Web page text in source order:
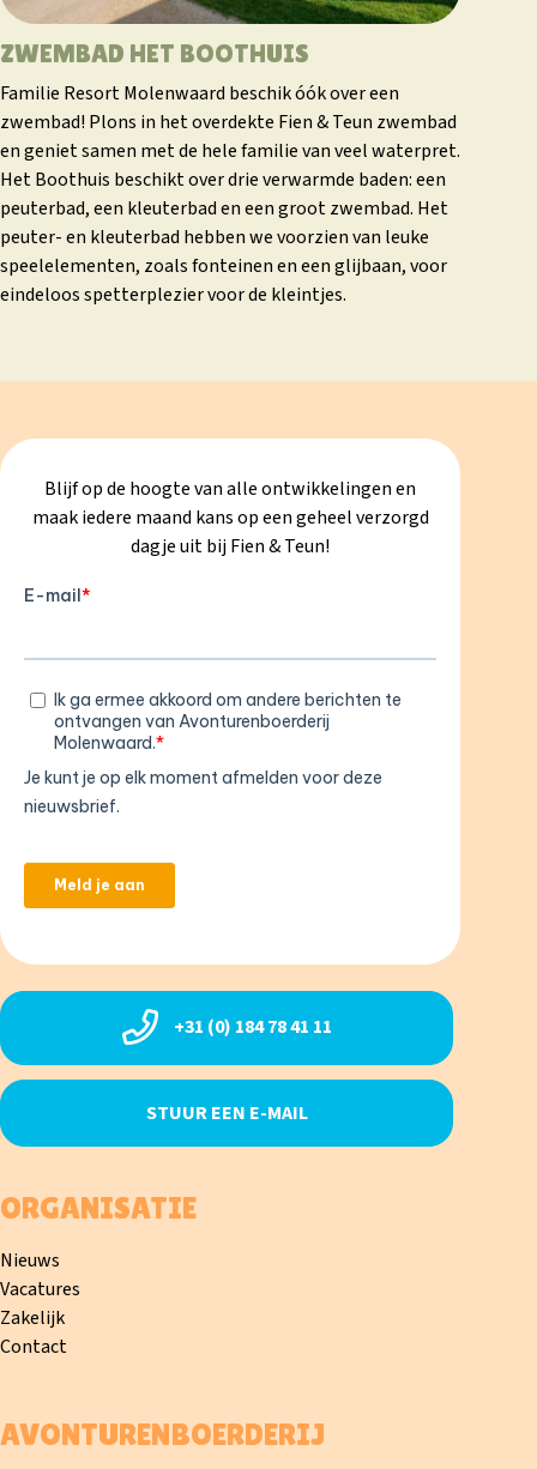
ZWEMBAD HET BOOTHUIS
Familie Resort Molenwaard beschik óók over een
zwembad! Plons in het overdekte Fien & Teun zwembad
en geniet samen met de hele familie van veel waterpret.
Het Boothuis beschikt over drie verwarmde baden: een
peuterbad, een kleuterbad en een groot zwembad. Het
peuter- en kleuterbad hebben we voorzien van leuke
speelelementen, zoals fonteinen en een glijbaan, voor
eindeloos spetterplezier voor de kleintjes.
+31 (0) 184 78 41 11
STUUR EEN E-MAIL
ORGANISATIE
Nieuws
Vacatures
Zakelijk
Contact
AVONTURENBOERDERIJ
Blijf op de hoogte van alle ontwikkelingen en
maak iedere maand kans op een geheel verzorgd
dagje uit bij Fien & Teun!